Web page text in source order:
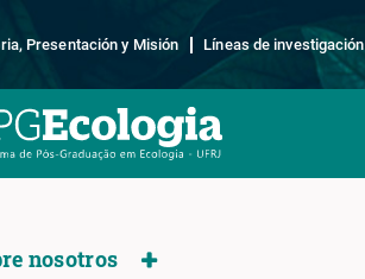
Presentación y Misión Líneas de investigación
nosotros